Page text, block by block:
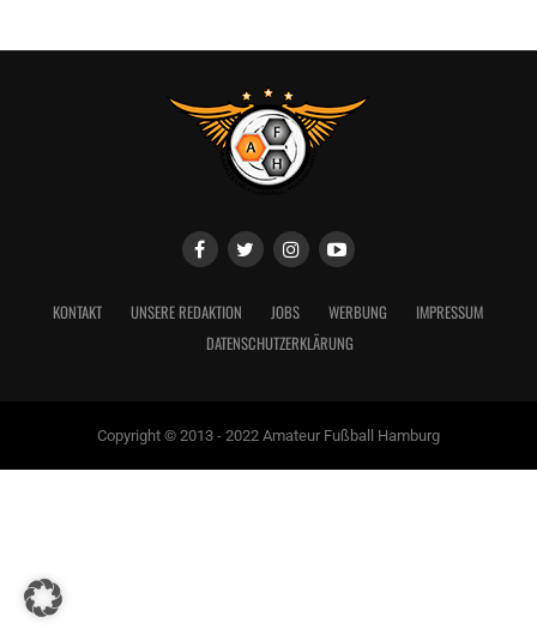
KONTAKT UNSERE REDAKTION JOBS WERBUNG
IMPRESSUM
DATENSCHUTZERKLÄRUNG
Copyright © 2013 - 2022 Amateur Fußball Hamburg